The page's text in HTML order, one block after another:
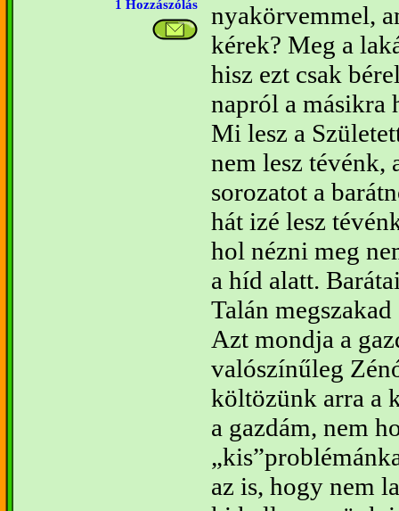
1 Hozzászólás
nyakörvemmel,
kérek? Meg a
hisz ezt csak
napról a másikra
Mi lesz a
nem lesz tévénk,
sorozatot a barátn
hát izé lesz
hol nézni meg
a híd alatt.
Talán
Azt mondja a
valószínűleg
költözünk arra a
a gazdám, nem
az is, hogy nem